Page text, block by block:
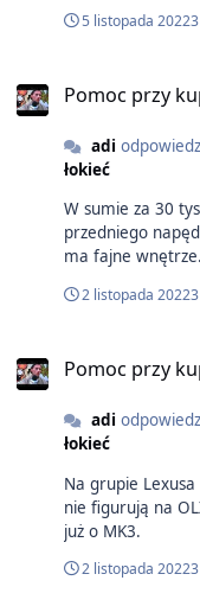
5 listopada 2022
Pomoc przy
adi
łokieć
W sumie za 30
przedniego
ma fajne wnętrze.
2 listopada 2022
Pomoc przy
adi
łokieć
Na grupie
nie figurują na OLX Otomoto. W
już o MK3.
2 listopada 2022